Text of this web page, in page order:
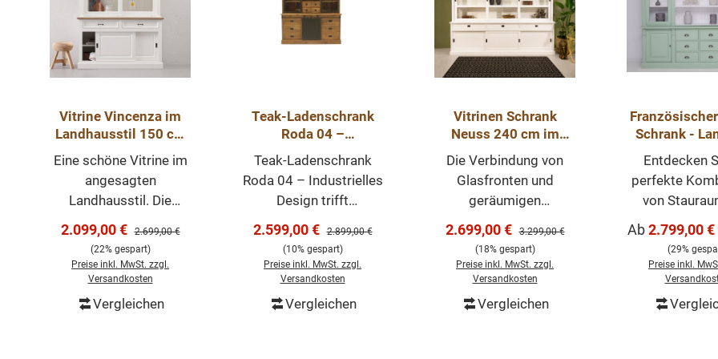
Vitrine Vincenza im
Landhausstil 150 cm
weiß-eiche
Eine schöne Vitrine im
angesagten
Landhausstil. Die
Schiebetüren und zwei
Schubladen
ausgestattet. Die
Armaturen sind in
Verkaufspreis:
2.099,00 € Regulärer Preis:
2.699,00 €
(22% gespart)
Preise inkl. MwSt. zzgl.
Versandkosten
Vergleichen
Teak-Ladenschrank
Roda 04 –
Industrielles
Massivholz Design
Teak-Ladenschrank
Roda 04 – Industrielles
Design trifft
Ladenschrank Roda 04
von Wohnpalast vereint
hochwertiges
Teakholz, industrielle
Verkaufspreis:
2.599,00 € Regulärer Preis:
2.899,00 €
(10% gespart)
Preise inkl. MwSt. zzgl.
Versandkosten
Vergleichen
Vitrinen Schrank
Neuss 240 cm im
Landhaus Stil
Die Verbindung von
Glasfronten und
geräumigen
eine harmonische
Balance zwischen
Ästhetik und
Zweckmäßigkeit. Der
Verkaufspreis:
2.699,00 € Regulärer Preis:
3.299,00 €
(18% gespart)
Preise inkl. MwSt. zzgl.
Versandkosten
Vergleichen
Schrank -
Schrank
Entdecken
perfekte
von
mit
vielseitigen
Schrank.
Möbelstück
Verkaufspreis:
Ab2.799,00 €
(29%
Preise inkl.